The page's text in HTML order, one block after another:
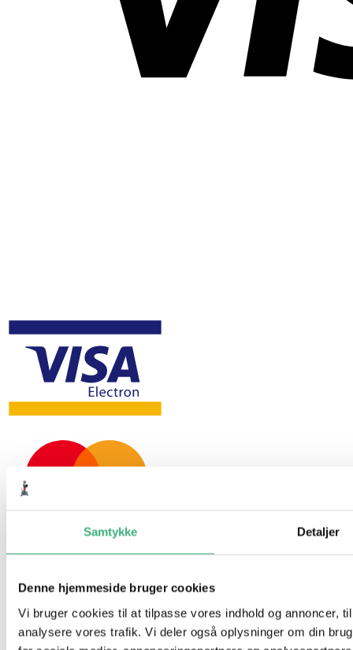
Samtykke Detaljer
Denne hjemmeside bruger cookies
Vi bruger cookies til at tilpasse vores indhold og annoncer,
analysere vores trafik. Vi deler også oplysninger om din
Hvem er vi